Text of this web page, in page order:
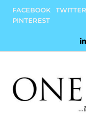
content
FACEBOOK TWITTER
PINTEREST